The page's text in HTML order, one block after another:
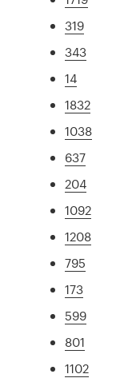
319
343
14
1832
1038
637
204
1092
1208
795
173
599
801
1102